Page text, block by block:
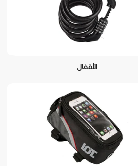
الأقفال